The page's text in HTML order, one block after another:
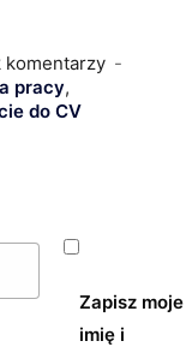
komentarzy
pracy,
do CV
Zapisz moje
imię i